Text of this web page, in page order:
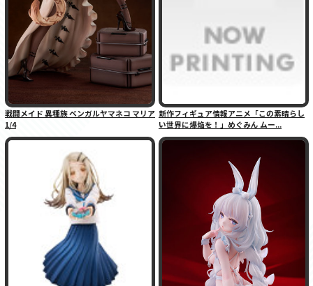
戦闘メイド 異種族 ベンガルヤマネコ マリア
1/4
新作フィギュア情報アニメ「この素晴らし
い世界に爆焔を！」めぐみん ムー...